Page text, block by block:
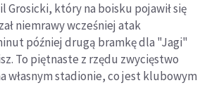
Grosicki, który na boisku pojawił się
niemrawy wcześniej atak
później drugą bramkę dla "Jagi"
To piętnaste z rzędu zwycięstwo
własnym stadionie, co jest klubowym